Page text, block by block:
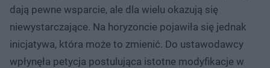
dają pewne wsparcie, ale dla wielu okazują się
niewystarczające. Na horyzoncie pojawiła się jednak
inicjatywa, która może to zmienić. Do ustawodawcy
wpłynęła petycja postulująca istotne modyfikacje w